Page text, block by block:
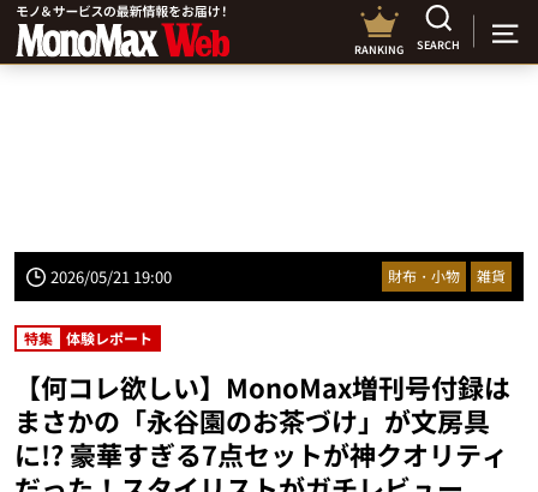
RANKING SEARCH
2026/05/21 19:00 財布・小物 雑貨
特集 体験レポート
【何コレ欲しい】MonoMax増刊号付録は
まさかの「永谷園のお茶づけ」が文房具
に!? 豪華すぎる7点セットが神クオリティ